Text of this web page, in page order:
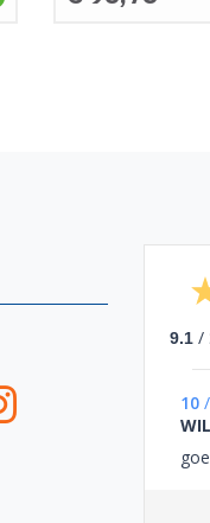
9.1 /
10 /